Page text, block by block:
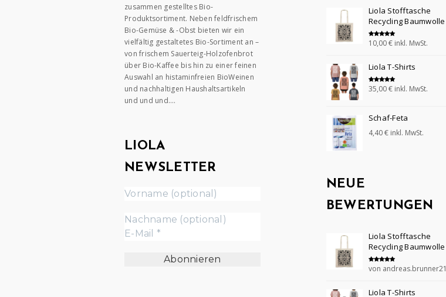
zusammen gestelltes Bio-
Produktsortiment. Neben feldfrischem
Bio-Gemüse & -Obst bieten wir ein
vielfältig gestaltetes Bio-Sortiment an –
von frischem Sauerteig-Holzofenbrot
über Bio-Kaffee bis hin zu einer feinen
Auswahl an histaminfreien BioWeinen
und nachhaltigen Haushaltsartikeln
und und und….
LIOLA
NEWSLETTER
Liola Stofftasche
Recycling Baumwolle
Bewertet mit
5.00
10,00€ inkl. MwSt.
Liola T-Shirts
Bewertet mit
5.00
35,00€ inkl. MwSt.
Schaf-Feta
4,40€ inkl. MwSt.
NEUE
BEWERTUNGEN
Liola Stofftasche
Recycling Baumwolle
Bewertet mit
von andreas.brunner21
Liola T-Shirts